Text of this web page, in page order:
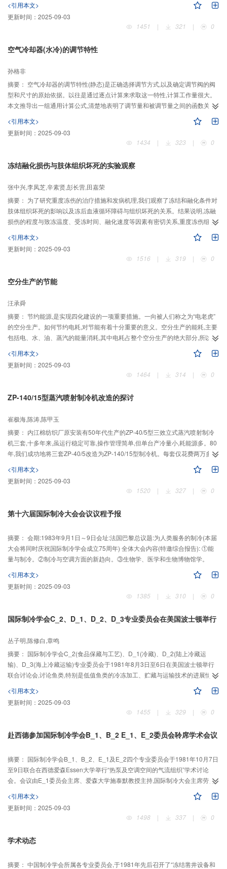
<引用本文>
更新时间： 2025-09-03
1451
| 321 | 0
空气冷却器(水冷)的调节特性
孙格非
摘要： 空气冷却器的调节特性(静态)是正确选择调节方式,以及确定调节阀的阀
型和尺寸的原始依据。以往是通过逐点计算来求取这一特性,计算工作量很大。
本文推导出一组通用计算公式,清楚地表明了调节量和被调节量之间的函数关系,
可简便地确定三种(水温、水量和风量)调节方式的调节特性。并可估算其它类型
热、湿交换器的调节特性,故具有普遍的指导意义。
<引用本文>
更新时间： 2025-09-03
1434
| 323 | 0
冻结融化损伤与肢体组织坏死的实验观察
张中兴,李凤芝,辛素贤,彭长营,田嘉荣
摘要： 为了研究重度冻伤的治疗措施和发病机理,我们观察了冻结和融化条件对
肢体组织坏死的影响以及冻后血液循环障碍与组织坏死的关系。结果说明,冻融
损伤的程度与致冻温度、受冻时间、融化速度等因素有密切关系,重度冻伤组织
<引用本文>
更新时间： 2025-09-03
1516
| 319 | 0
空分生产的节能
汪承舜
摘要： 节约能源,是实现四化建设的一项重要措施。一向被人们称之为“电老虎”
的空分生产。如何节约电耗,对节能有着十分重要的意义。空分生产的能耗,主要
包括电、水、油、蒸汽的能量消耗,其中电耗占整个空分生产的绝大部分,所以,通
常以生产1标m~3O_2所消耗的电能(千瓦·小时)来作为衡量空分生产的能耗指
标。本文以武钢10.000标m~3/h
<引用本文>
更新时间： 2025-09-03
1464
| 314 | 0
ZP-140/15型蒸汽喷射制冷机改造的探讨
崔极海,陈涛,陈甲玉
摘要： 内江棉纺织厂原安装有50年代生产的ZP-40/5型三效立式蒸汽喷射制冷
机三套,十多年来,虽运行稳定可靠,操作管理简单,但单台产冷量小,耗能源多。80
年,我们成功地将三套ZP-40/5改造为ZP-140/15型制冷机。每套仅花费两万多元
资金。产冷量达145×10~4kcal/h,提高了1.8倍。蒸汽单耗由4 kg/10~3 kcal,降低
至2.38kg/10~3 kcal节约蒸汽40.5%,收到了高效节能的效果。
<引用本文>
更新时间： 2025-09-03
1520
| 327 | 0
第十六届国际制冷大会会议议程予报
摘要： 会期:1983年9月1日～9日会址:法国巴黎总议题:为人类服务的制冷(本届
大会将同时庆祝国际制冷学会成立75周年) 全体大会内容(特邀综合报告): ①能
量与制冷。②制冷与空调方面的新趋向。③生物学、医学和生物博物馆学。
<引用本文>
更新时间： 2025-09-03
1385
| 310 | 0
国际制冷学会C_2、D_1、D_2、D_3专业委员会在美国波士顿举行
丛子明,陈修白,章鸣
摘要： 国际制冷学会C_2(食品保藏与工艺)、D_1(冷藏)、D_2(陆上冷藏运
输)、D_3(海上冷藏运输)专业委员会于1981年8月3日至6日在美国波士顿举行
联合讨论会,讨论鱼类,特别是低值鱼类的冷冻加工、贮藏与运输技术的进展情
况。我国国家水产总局受中国制冷学会委托组织丛子明、章鸣和陈修白三同志
出席会议。会后又被邀参加了由美国新英格兰
<引用本文>
更新时间： 2025-09-03
1455
| 329 | 0
赴西德参加国际制冷学会B_1、B_2 E_1、E_2委员会聆席学术会议
摘要： 国际制冷学会B_1、B_2、E_1及E_2四个专业委员会于1981年10月7日
至9日联合在西德爱森Essen大学举行“热泵及空调空间的气流组织”学术讨论
会。会议由E_1委员会主席、爱森大学施泰默教授主持,国际制冷大会主席劳伦
曾及科技理事会主席马塔罗诺参加了会议,并在会议上致辞。正式参加会议者约
有120人,包括工作人员约共150人。在负责人讲话后,由E_1组
<引用本文>
更新时间： 2025-09-03
1498
| 337 | 0
学术动态
摘要： 中国制冷学会所属各专业委员会,于1981年先后召开了“冻结凿井设备和